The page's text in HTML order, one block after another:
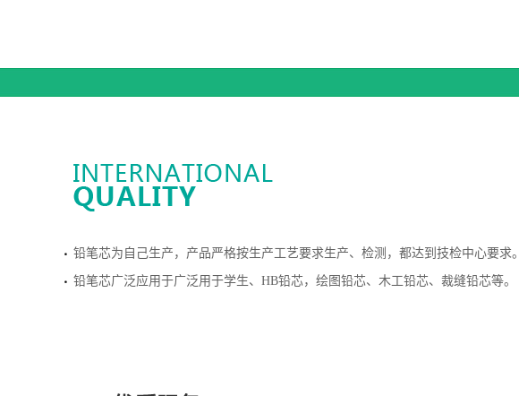
铅笔芯为自己生产，产品严格按生产工艺要求生产、检测，都达到技检中心要求。
铅笔芯广泛应用于广泛用于学生、HB铅芯，绘图铅芯、木工铅芯、裁缝铅芯等。